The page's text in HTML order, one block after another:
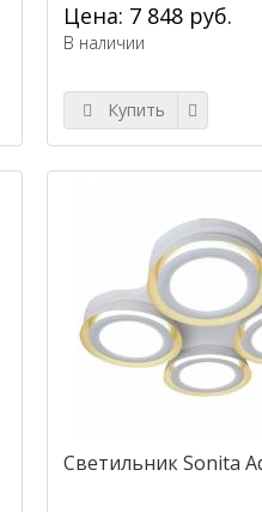
Цена: 7 848 руб.
В наличии
Купить
Светильник Sonita